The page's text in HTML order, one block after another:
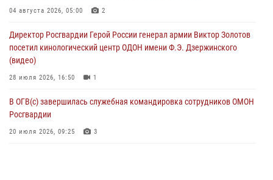
День физкультурника в Уральском округе Росгвардии отметили
08 августа 2026, 06:03
04 августа 2026, 05:00 2
Директор Росгвардии Герой России генерал армии Виктор Золотов
посетил кинологический центр ОДОН имени Ф.Э. Дзержинского
(видео)
28 июля 2026, 16:50 1
В ОГВ(с) завершилась служебная командировка сотрудников ОМОН
Росгвардии
20 июля 2026, 09:25 3